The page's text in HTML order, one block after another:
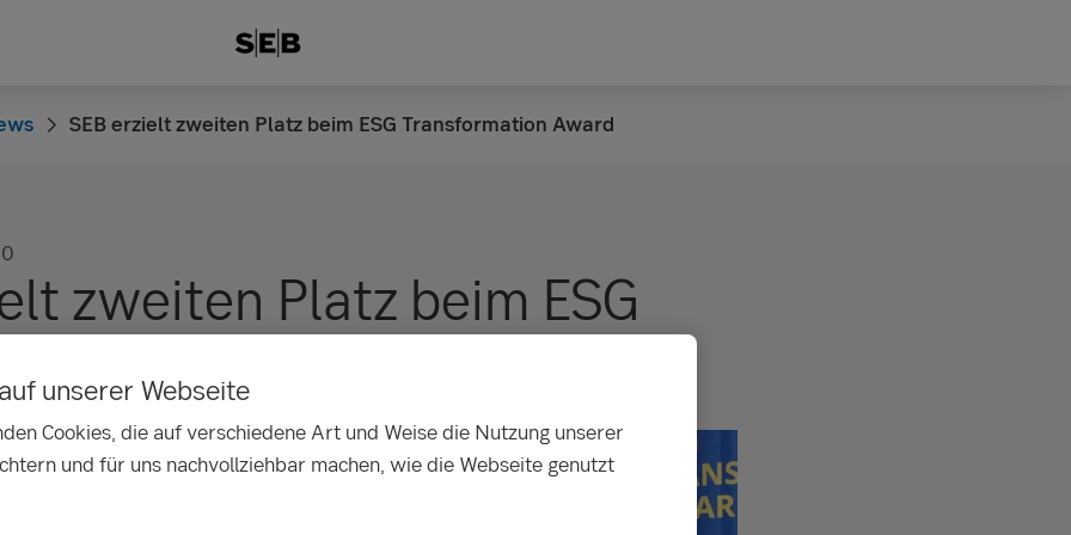
SEB erzielt zweiten Platz beim ESG Transformation Award
zweiten Platz beim ESG
Award
unserer Webseite
Cookies, die auf verschiedene Art und Weise die Nutzung unserer
und für uns nachvollziehbar machen, wie die Webseite genutzt